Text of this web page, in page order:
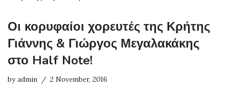
Οι κορυφαίοι χορευτές της Κρήτης
Γιάννης & Γιώργος Μεγαλακάκης
στο Half Note!
byadmin 2 November, 2016